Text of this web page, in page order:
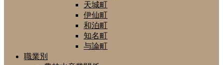
天城町
伊仙町
和泊町
知名町
与論町
職業別